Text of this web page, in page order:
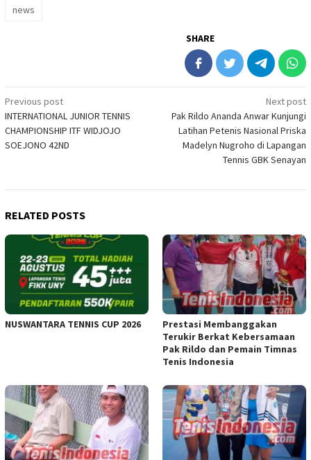
news
SHARE
Post
navigation
Previous post
INTERNATIONAL JUNIOR TENNIS
CHAMPIONSHIP ITF WIDJOJO
SOEJONO 42ND
Next post
Pak Rildo Ananda Anwar Kunjungi
Latihan Petenis Nasional Priska
Madelyn Nugroho di Lapangan
Tennis GBK Senayan
RELATED POSTS
NUSWANTARA TENNIS CUP 2026
Prestasi Membanggakan
Terukir Berkat Kebersamaan
Pak Rildo dan Pemain Timnas
Tenis Indonesia